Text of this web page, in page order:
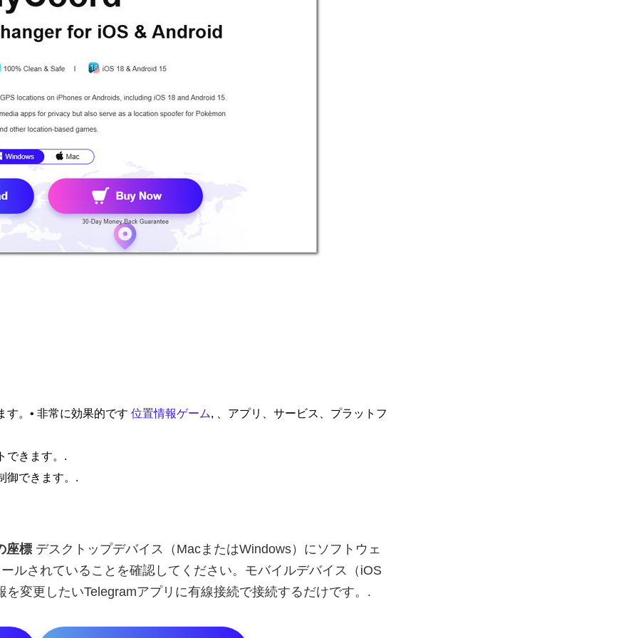
す。• 非常に効果的です 位置情報ゲーム, 、アプリ、サービス、プラットフ
できます。.
御できます。.
座標 デスクトップデバイス（MacまたはWindows）にソフトウェ
ルされていることを確認してください。モバイルデバイス（iOS
変更したいTelegramアプリに有線接続で接続するだけです。.